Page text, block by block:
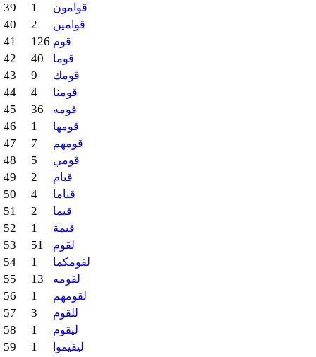
39 1 قوامون
40 2 قوامين
41 126 قوم
42 40 قوما
43 9 قومك
44 4 قومنا
45 36 قومه
46 1 قومها
47 7 قومهم
48 5 قومي
49 2 قيام
50 4 قياما
51 2 قيما
52 1 قيمة
53 51 لقوم
54 1 لقومكما
55 13 لقومه
56 1 لقومهم
57 3 للقوم
58 1 ليقوم
59 1 ليقيموا